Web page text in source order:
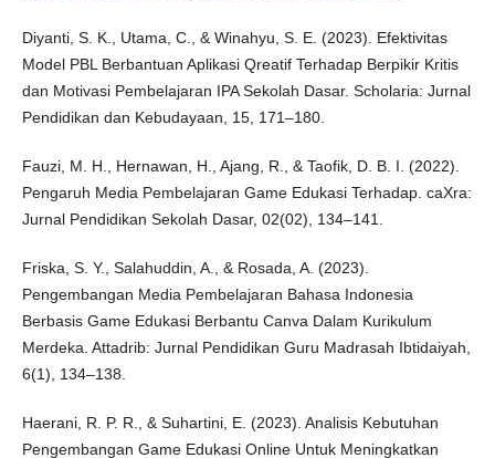
Diyanti, S. K., Utama, C., & Winahyu, S. E. (2023). Efektivitas
Model PBL Berbantuan Aplikasi Qreatif Terhadap Berpikir Kritis
dan Motivasi Pembelajaran IPA Sekolah Dasar. Scholaria: Jurnal
Pendidikan dan Kebudayaan, 15, 171–180.
Fauzi, M. H., Hernawan, H., Ajang, R., & Taofik, D. B. I. (2022).
Pengaruh Media Pembelajaran Game Edukasi Terhadap. caXra:
Jurnal Pendidikan Sekolah Dasar, 02(02), 134–141.
Friska, S. Y., Salahuddin, A., & Rosada, A. (2023).
Pengembangan Media Pembelajaran Bahasa Indonesia
Berbasis Game Edukasi Berbantu Canva Dalam Kurikulum
Merdeka. Attadrib: Jurnal Pendidikan Guru Madrasah Ibtidaiyah,
6(1), 134–138.
Haerani, R. P. R., & Suhartini, E. (2023). Analisis Kebutuhan
Pengembangan Game Edukasi Online Untuk Meningkatkan